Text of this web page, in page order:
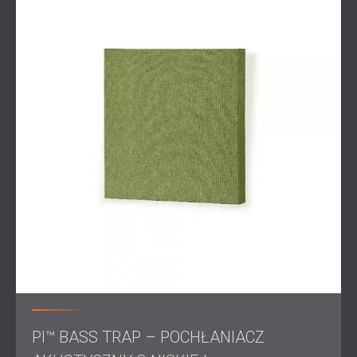
Firma DECIBEL opracowała kompleksowy plan adaptacji
akustycznej i wygłuszenia dla studia Doly Media. Każda
przestrzeń została oceniona indywidualnie, a następnie
opracowano konkretne rozwiązania, aby sprostać
unikalnym potrzebom akustycznym.
Zainstalowano systemy dźwiękoszczelne, aby
odizolować pomieszczenia od hałasu zewnętrznego, a
panele akustyczne, aby poprawić klarowność dźwięku w
Wynik
PI™ BASS TRAP – POCHŁANIACZ